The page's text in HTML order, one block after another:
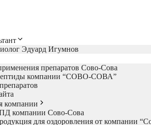
Эдуард Игумнов
препаратов Сово-Сова
компании “СОВО-СОВА”
компании
компании Сово-Сова
для оздоровления от компании